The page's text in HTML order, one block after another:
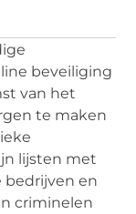
beveiliging
van het
te maken
lijsten met
bedrijven en
criminelen